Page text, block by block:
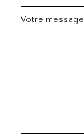
Votre message